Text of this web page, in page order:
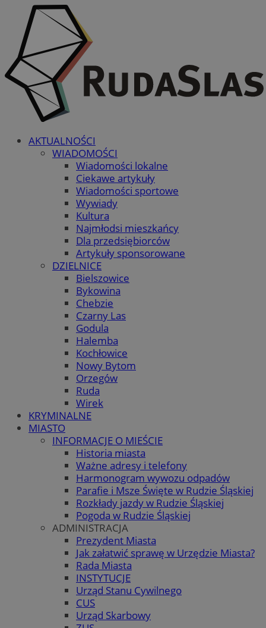
AKTUALNOŚCI
WIADOMOŚCI
Wiadomości lokalne
Ciekawe artykuły
Wiadomości sportowe
Wywiady
Kultura
Najmłodsi mieszkańcy
Dla przedsiębiorców
Artykuły sponsorowane
DZIELNICE
Bielszowice
Bykowina
Chebzie
Czarny Las
Godula
Halemba
Kochłowice
Nowy Bytom
Orzegów
Ruda
Wirek
KRYMINALNE
MIASTO
INFORMACJE O MIEŚCIE
Historia miasta
Ważne adresy i telefony
Harmonogram wywozu odpadów
Parafie i Msze Święte w Rudzie Śląskiej
Rozkłady jazdy w Rudzie Śląskiej
Pogoda w Rudzie Śląskiej
ADMINISTRACJA
Prezydent Miasta
Jak załatwić sprawę w Urzędzie Miasta?
Rada Miasta
INSTYTUCJE
Urząd Stanu Cywilnego
CUS
Urząd Skarbowy